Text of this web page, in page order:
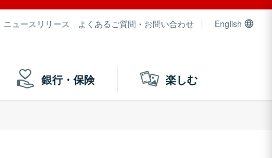
ニュースリリース よくあるご質問・お問い合わせ English
銀行・保険 楽しむ